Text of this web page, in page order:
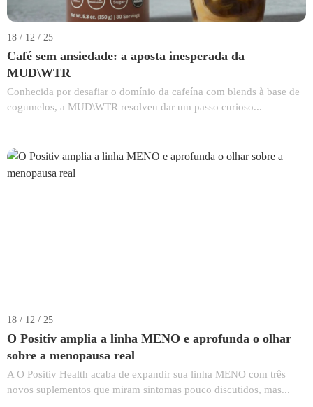
18 / 12 / 25
Café sem ansiedade: a aposta inesperada da
MUD\WTR
Conhecida por desafiar o domínio da cafeína com blends à base de
cogumelos, a MUD\WTR resolveu dar um passo curioso...
18 / 12 / 25
O Positiv amplia a linha MENO e aprofunda o olhar
sobre a menopausa real
A O Positiv Health acaba de expandir sua linha MENO com três
novos suplementos que miram sintomas pouco discutidos, mas...